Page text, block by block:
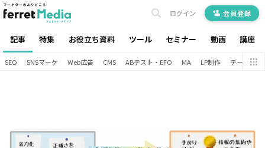
記事 特集 お役立ち資料 ツール セミナー 動画 講座
ログイン 会員登録
SEO SNSマーケ Web広告 CMS ABテスト・EFO MA LP制作 データ分析